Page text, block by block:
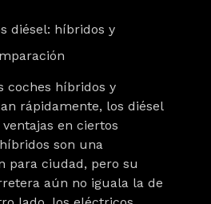
diésel: híbridos y
coches híbridos y
rápidamente, los diésel
en ciertos
son una
para ciudad, pero su
aún no iguala la de